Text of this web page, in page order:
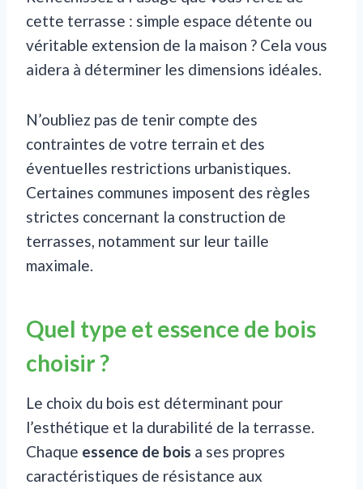
cette terrasse : simple espace détente ou
véritable extension de la maison ? Cela vous
aidera à déterminer les dimensions idéales.
N’oubliez pas de tenir compte des
contraintes de votre terrain et des
éventuelles restrictions urbanistiques.
Certaines communes imposent des règles
strictes concernant la construction de
terrasses, notamment sur leur taille
maximale.
Quel type et essence de bois
choisir ?
Le choix du bois est déterminant pour
l’esthétique et la durabilité de la terrasse.
Chaque essence de bois a ses propres
caractéristiques de résistance aux